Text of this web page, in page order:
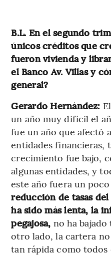
B.L. En el segundo
únicos créditos que
fueron vivienda y
el Banco Av. Villas y
general?
Gerardo Hernández:
un año muy difícil el
fue un año que afectó
entidades financieras,
crecimiento fue bajo,
algunas entidades, y
este año fuera un
reducción de tasas
ha sido más lenta, la
pegajosa, no ha
otro lado, la cartera
tan rápida como todos